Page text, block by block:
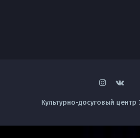
Культурно-досуговый центр